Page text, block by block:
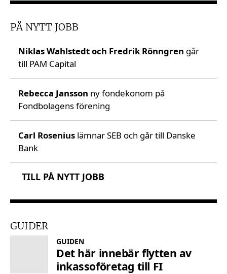
PÅ NYTT JOBB
Niklas Wahlstedt och Fredrik Rönngren går
till PAM Capital
Rebecca Jansson ny fondekonom på
Fondbolagens förening
Carl Rosenius lämnar SEB och går till Danske
Bank
TILL PÅ NYTT JOBB
GUIDER
GUIDEN
Det här innebär flytten av
inkassoföretag till FI